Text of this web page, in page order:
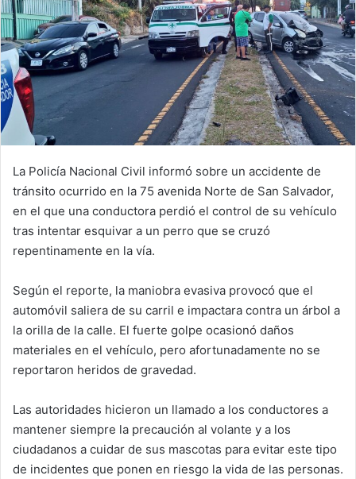
La Policía Nacional Civil informó sobre un accidente de
tránsito ocurrido en la 75 avenida Norte de San Salvador,
en el que una conductora perdió el control de su vehículo
tras intentar esquivar a un perro que se cruzó
repentinamente en la vía.
Según el reporte, la maniobra evasiva provocó que el
automóvil saliera de su carril e impactara contra un árbol a
la orilla de la calle. El fuerte golpe ocasionó daños
materiales en el vehículo, pero afortunadamente no se
reportaron heridos de gravedad.
Las autoridades hicieron un llamado a los conductores a
mantener siempre la precaución al volante y a los
ciudadanos a cuidar de sus mascotas para evitar este tipo
de incidentes que ponen en riesgo la vida de las personas.